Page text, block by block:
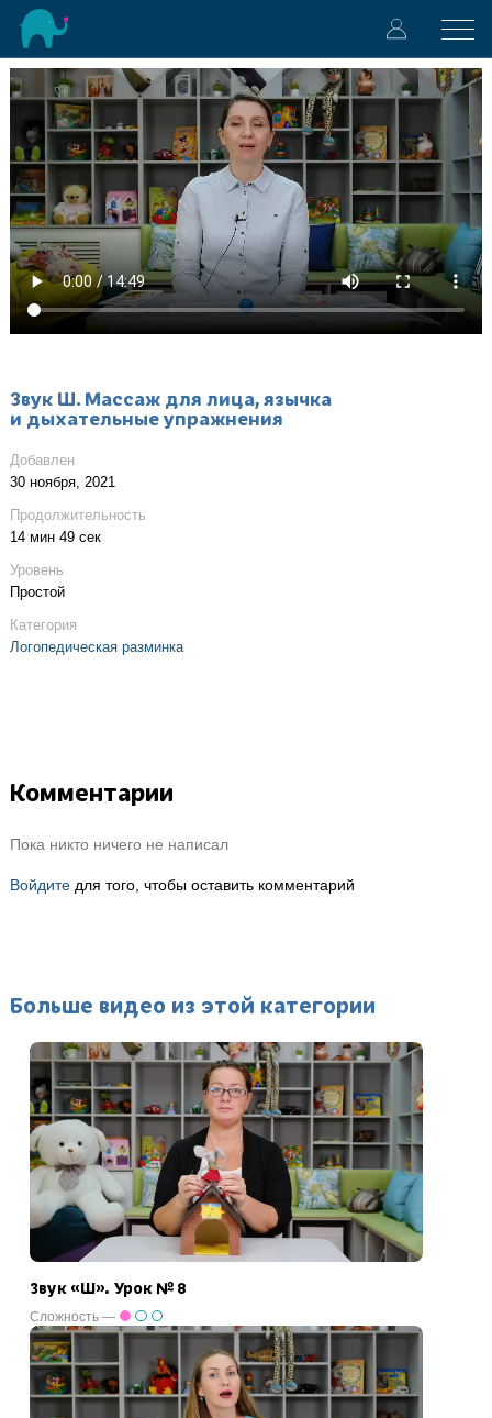
Звук Ш. Массаж для лица, язычка
и дыхательные упражнения
Добавлен
30 ноября, 2021
Продолжительность
14 мин 49 сек
Уровень
Простой
Категория
Логопедическая разминка
Комментарии
Пока никто ничего не написал
Войдитедля того, чтобы оставить комментарий
Больше видео из этой категории
Звук «Ш». Урок № 8
Сложность —